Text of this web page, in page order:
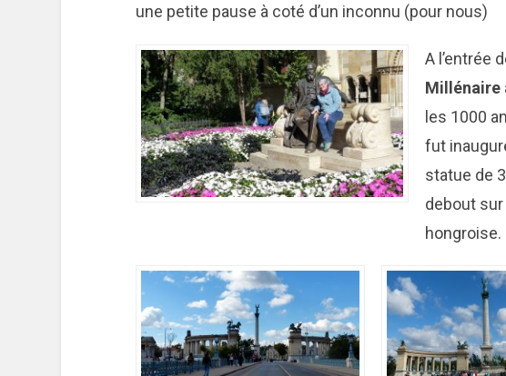
une petite pause à coté d’un inconnu (pour nous)
A l’entrée
Millénaire
les 1000
fut
statue de
debout
hongroise.